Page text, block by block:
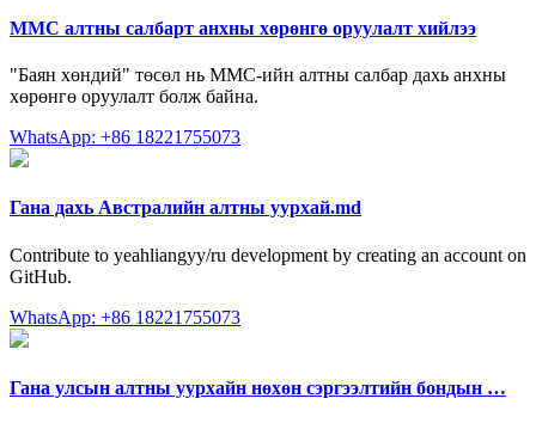
MMC алтны салбарт анхны хөрөнгө оруулалт хийлээ
"Баян хөндий" төсөл нь ММС-ийн алтны салбар дахь анхны
хөрөнгө оруулалт болж байна.
WhatsApp: +86 18221755073
Гана дахь Австралийн алтны уурхай.md
Contribute to yeahliangyy/ru development by creating an account on
GitHub.
WhatsApp: +86 18221755073
Гана улсын алтны уурхайн нөхөн сэргээлтийн бондын …